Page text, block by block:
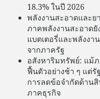
18.3% ในปี 2026
พลังงานสะอาดและ
ภาคพลังงานสะอาดยั
แบตเตอรี่และพลังง
จากภาครัฐ
อสังหาริมทรัพย์: แม้
ฟื้นตัวอย่างช้า ๆ แต่รั
การลดข้อจำกัดด้าน
ภาคธุรกิจ